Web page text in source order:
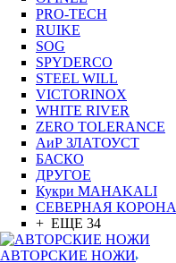
PRO-TECH
RUIKE
SOG
SPYDERCO
STEEL WILL
VICTORINOX
WHITE RIVER
ZERO TOLERANCE
АиР ЗЛАТОУСТ
БАСКО
ДРУГОЕ
Кукри MAHAKALI
СЕВЕРНАЯ КОРОНА
+ ЕЩЕ 34
АВТОРСКИЕ НОЖИ